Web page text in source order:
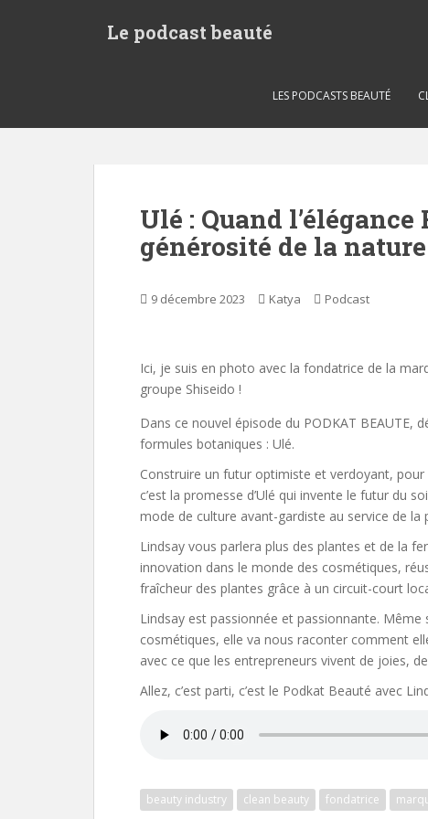
Le podcast beauté
LES PODCASTS BEAUTÉ
Ulé : Quand
générosité de la
9 décembre 2023 Katya Podcast
Ici, je suis en photo avec la fondatrice de la
groupe Shiseido !
Dans ce nouvel épisode du PODKAT BEAUTE,
formules botaniques : Ulé.
Construire un futur optimiste et verdoyant,
c’est la promesse d’Ulé qui invente le futur du
mode de culture avant-gardiste au service de la
Lindsay vous parlera plus des plantes et de la
innovation dans le monde des cosmétiques,
fraîcheur des plantes grâce à un circuit-court
Lindsay est passionnée et passionnante.
cosmétiques, elle va nous raconter comment
avec ce que les entrepreneurs vivent de joies,
Allez, c’est parti, c’est le Podkat Beauté avec
beauty industry clean beauty fondatrice